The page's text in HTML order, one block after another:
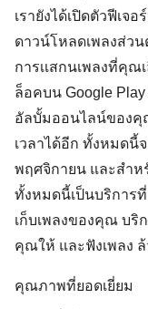
เรายังได้เปิดตัวฟีเจ
ดาวน์โหลดเพลงส่วน
การเเสกนเพลงที่คุณ
ล็อคบน Google
อัลบั้มออนไลน์ของคุ
เวลาได้อีก ทั้งหมดนี้
พฤศจิกายน และสำห
ทั้งหมดนี้เป็นบริการ
เก็บเพลงของคุณ บริ
คุณให้ และฟังเพลง
คุณภาพที่ยอดเยี่ยม